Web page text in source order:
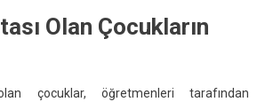
Olan Çocukların
çocuklar, öğretmenleri tarafından